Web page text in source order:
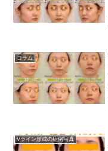
コラム
Vライン形成の症例写真